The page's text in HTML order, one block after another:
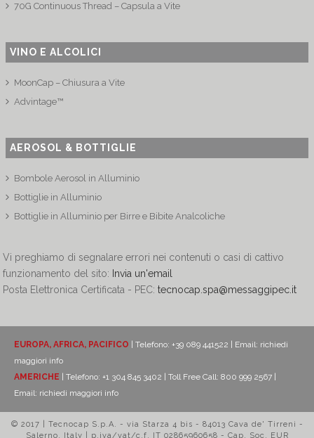
70G Continuous Thread – Capsula a Vite
VINO E ALCOLICI
MoonCap – Chiusura a Vite
Advintage™
AEROSOL & BOTTIGLIE
Bombole Aerosol in Alluminio
Bottiglie in Alluminio
Bottiglie in Alluminio per Birre e Bibite Analcoliche
Vi preghiamo di segnalare errori nei contenuti o casi di cattivo
funzionamento del sito: Invia un'email
Posta Elettronica Certificata - PEC:tecnocap.spa@messaggipec.it
EUROPA, AFRICA, PACIFICO | Telefono: +39 089 441522 | Email: richiedi
maggiori info
AMERICHE | Telefono: +1 304 845 3402 | Toll Free Call: 800 999 2567 |
Email: richiedi maggiori info
© 2017 | Tecnocap S.p.A. - via Starza 4 bis - 84013 Cava de' Tirreni -
Salerno, Italy | p.iva/vat/c.f. IT 02865960658 - Cap. Soc. EUR